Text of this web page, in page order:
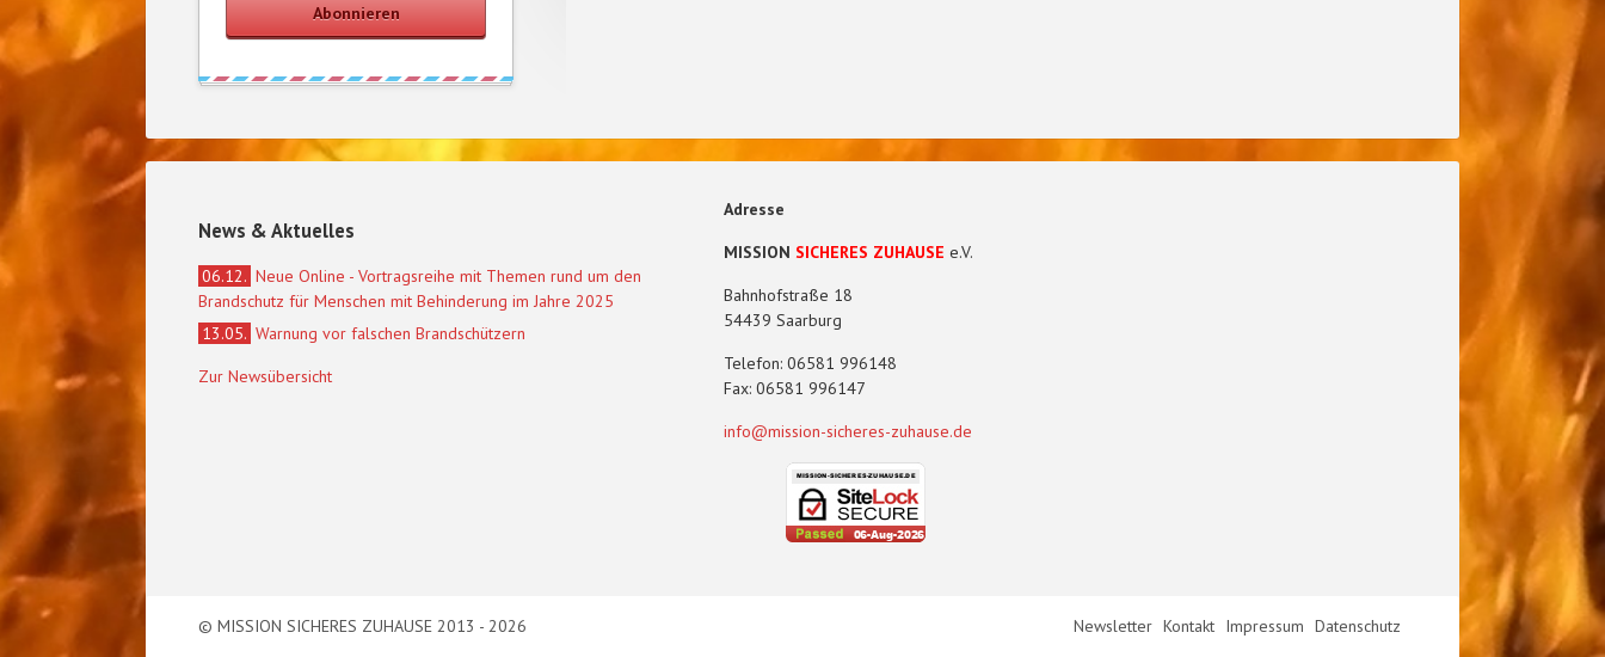
Abonnieren
News & Aktuelles
06.12. Neue Online - Vortragsreihe mit Themen rund um den
Brandschutz für Menschen mit Behinderung im Jahre 2025
13.05. Warnung vor falschen Brandschützern
Zur Newsübersicht
Adresse
MISSION SICHERES ZUHAUSE e.V.
Bahnhofstraße 18
54439 Saarburg
Telefon: 06581 996148
Fax: 06581 996147
info@mission-sicheres-zuhause.de
© MISSION SICHERES ZUHAUSE 2013 - 2026 Newsletter Kontakt Impressum Datenschutz